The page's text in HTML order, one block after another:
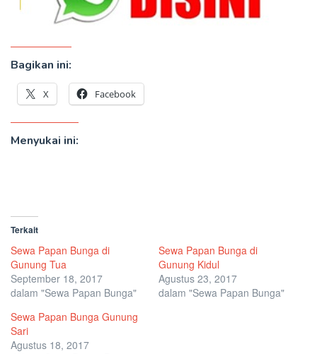
Bagikan ini:
X Facebook
Menyukai ini:
Terkait
Sewa Papan Bunga di
Gunung Tua
September 18, 2017
dalam "Sewa Papan Bunga"
Sewa Papan Bunga di
Gunung Kidul
Agustus 23, 2017
dalam "Sewa Papan Bunga"
Sewa Papan Bunga Gunung
Sari
Agustus 18, 2017